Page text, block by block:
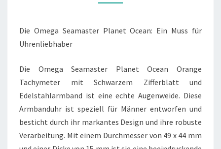
STAINLESS
STRAP
Die Omega Seamaster Planet Ocean: Ein Muss für
Uhrenliebhaber
Die Omega Seamaster Planet Ocean Orange
Tachymeter mit Schwarzem Zifferblatt und
Edelstahlarmband ist eine echte Augenweide. Diese
Armbanduhr ist speziell für Männer entworfen und
besticht durch ihr markantes Design und ihre robuste
Verarbeitung. Mit einem Durchmesser von 49 x 44 mm